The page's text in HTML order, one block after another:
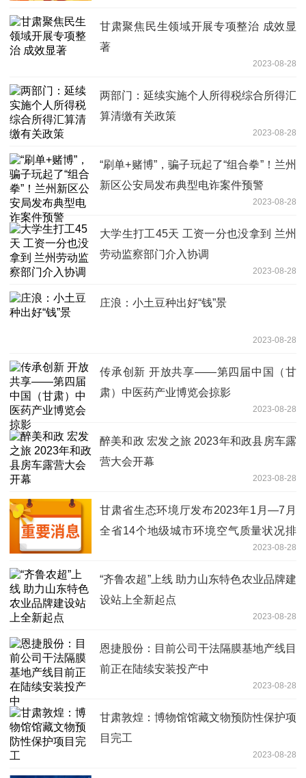
甘肃聚焦民生领域开展专项整治 成效显
著
2023-08-28
两部门：延续实施个人所得税综合所得汇
算清缴有关政策
2023-08-28
“刷单+赌博”，骗子玩起了“组合拳”！兰州
新区公安局发布典型电诈案件预警
2023-08-28
大学生打工45天 工资一分也没拿到 兰州
劳动监察部门介入协调
2023-08-28
庄浪：小土豆种出好“钱”景
2023-08-28
传承创新 开放共享——第四届中国（甘
肃）中医药产业博览会掠影
2023-08-28
醉美和政 宏发之旅 2023年和政县房车露
营大会开幕
2023-08-28
甘肃省生态环境厅发布2023年1月—7月
全省14个地级城市环境空气质量状况排
2023-08-28
“齐鲁农超”上线 助力山东特色农业品牌建
设站上全新起点
2023-08-28
恩捷股份：目前公司干法隔膜基地产线目
前正在陆续安装投产中
2023-08-28
甘肃敦煌：博物馆馆藏文物预防性保护项
目完工
2023-08-28